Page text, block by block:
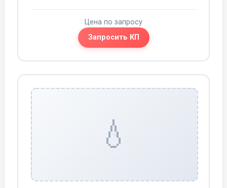
Цена по запросу
Запросить КП
💧